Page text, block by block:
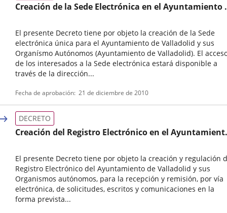
Creación de la Sede Electrónica en el Ayuntamiento
El presente Decreto tiene por objeto la creación de la Sede
electrónica única para el Ayuntamiento de Valladolid y sus
Organísmo Autónomos (Ayuntamiento de Valladolid). El
de los interesados a la Sede electrónica estará disponible a
través de la dirección...
de
normativa
Fecha de aprobación 21 de diciembre de 2010
Creación del Registro Electrónico en el
El presente Decreto tiene por objeto la creación y regulación
Registro Electrónico del Ayuntamiento de Valladolid y sus
Organismos autónomos, para la recepción y remisión, por vía
electrónica, de solicitudes, escritos y comunicaciones en la
forma prevista...
DECRETO